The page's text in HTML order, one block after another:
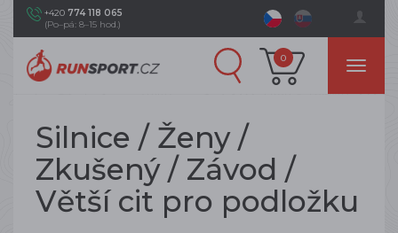
+420 774 118 065
(Po–pá: 8–15 hod.)
0
Silnice / Ženy /
Zkušený / Závod /
Větší cit pro podložku